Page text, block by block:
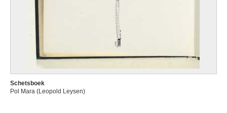
Schetsboek
Pol Mara (Leopold Leysen)